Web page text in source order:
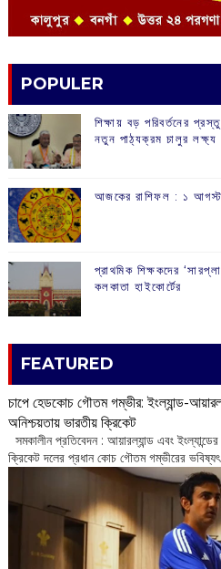
POPULER
শিক্ষায় বড় পরিবর্তনের
নতুন পাঠ্যক্রম চালুর লক্ষ্য
আজকের রাশিফল :‌ ‌‌১
প্রাথমিক শিক্ষকদের
কলকাতা হাইকোর্টের
FEATURED
চাপে হেডকোচ গৌতম গম্ভীর: ইংল্যান্ড-
অনিশ্চয়তায় ভারতীয় ক্রিকেট
সমকালীন প্রতিবেদন : আয়ারল্যান্ড এবং
ক্রিকেট দলের প্রধান কোচ গৌতম গম্ভীরের